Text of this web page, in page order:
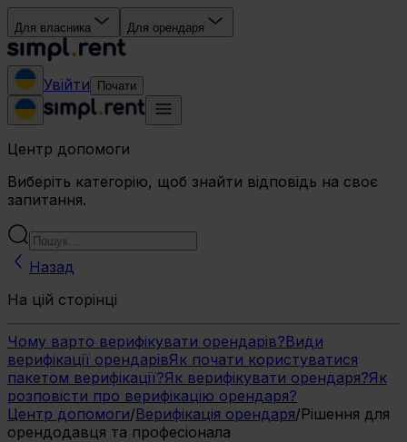
Для власника Для орендаря
Увійти Почати
Центр допомоги
Виберіть категорію, щоб знайти відповідь на своє
запитання.
Назад
На цій сторінці
Чому варто верифікувати орендарів?Види
верифікації орендарівЯк почати користуватися
пакетом верифікації?Як верифікувати орендаря?Як
розповісти про верифікацію орендаря?
Центр допомоги/Верифікація орендаря/Рішення для
орендодавця та професіонала